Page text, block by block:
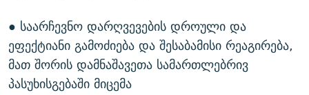
● საარჩევნო დარღვევების დროული და
ეფექტიანი გამოძიება და შესაბამისი რეაგირება,
მათ შორის დამნაშავეთა სამართლებრივ
პასუხისგებაში მიცემა